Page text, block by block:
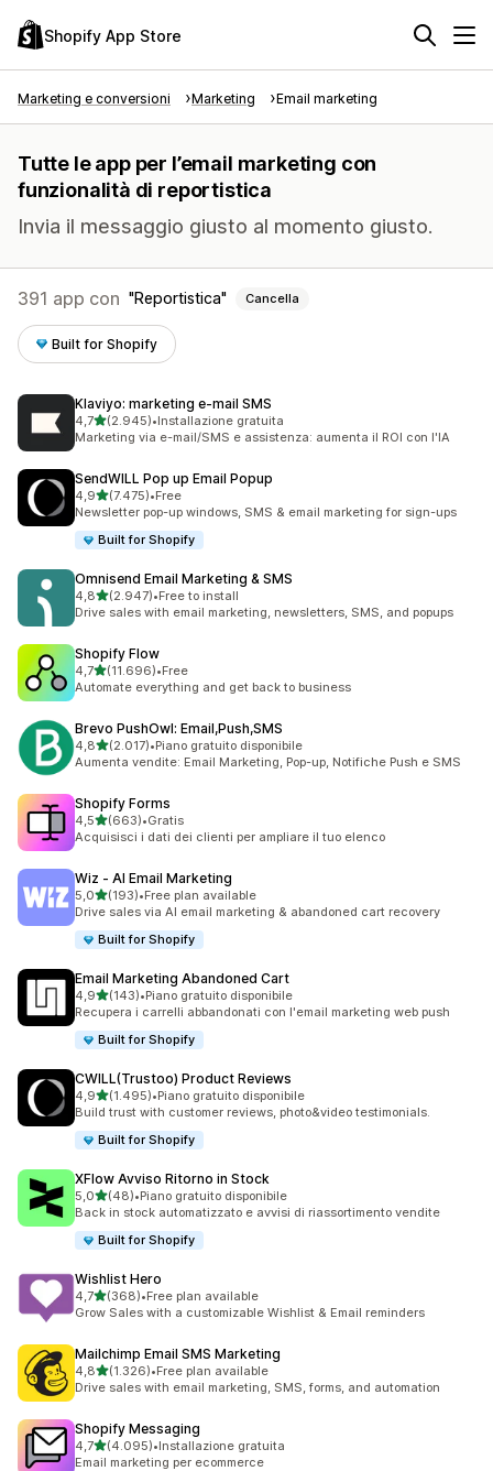
Shopify App Store
Marketing e conversioni Marketing Email marketing
Tutte le app per l’email marketing con
funzionalità di reportistica
Invia il messaggio giusto al momento giusto.
391 app con Reportistica Cancella
Built for Shopify
Klaviyo: marketing e‑mail SMS
4,7stelle su 5
(2.945)
2945 recensioni totali
•Installazione gratuita
Marketing via e-mail/SMS e assistenza: aumenta il ROI con l'IA
SendWILL Pop up Email Popup
4,9stelle su 5
(7.475)
7475 recensioni totali
•Free
Newsletter pop-up windows, SMS & email marketing for sign-ups
Built for Shopify
Omnisend Email Marketing & SMS
4,8stelle su 5
(2.947)
2947 recensioni totali
•Free to install
Drive sales with email marketing, newsletters, SMS, and popups
Shopify Flow
4,7stelle su 5
(11.696)
11696 recensioni totali
•Free
Automate everything and get back to business
Brevo PushOwl: Email,Push,SMS
4,8stelle su 5
(2.017)
2017 recensioni totali
•Piano gratuito disponibile
Aumenta vendite: Email Marketing, Pop-up, Notifiche Push e SMS
Shopify Forms
4,5stelle su 5
(663)
663 recensioni totali
•Gratis
Acquisisci i dati dei clienti per ampliare il tuo elenco
Wiz ‑ AI Email Marketing
5,0stelle su 5
(193)
193 recensioni totali
•Free plan available
Drive sales via AI email marketing & abandoned cart recovery
Built for Shopify
Email Marketing Abandoned Cart
4,9stelle su 5
(143)
143 recensioni totali
•Piano gratuito disponibile
Recupera i carrelli abbandonati con l'email marketing web push
Built for Shopify
CWILL(Trustoo) Product Reviews
4,9stelle su 5
(1.495)
1495 recensioni totali
•Piano gratuito disponibile
Build trust with customer reviews, photo&video testimonials.
Built for Shopify
XFlow Avviso Ritorno in Stock
5,0stelle su 5
(48)
48 recensioni totali
•Piano gratuito disponibile
Back in stock automatizzato e avvisi di riassortimento vendite
Built for Shopify
Wishlist Hero
4,7stelle su 5
(368)
368 recensioni totali
•Free plan available
Grow Sales with a customizable Wishlist & Email reminders
Mailchimp Email SMS Marketing
4,8stelle su 5
(1.326)
1326 recensioni totali
•Free plan available
Drive sales with email marketing, SMS, forms, and automation
Shopify Messaging
4,7stelle su 5
(4.095)
4095 recensioni totali
•Installazione gratuita
Email marketing per ecommerce